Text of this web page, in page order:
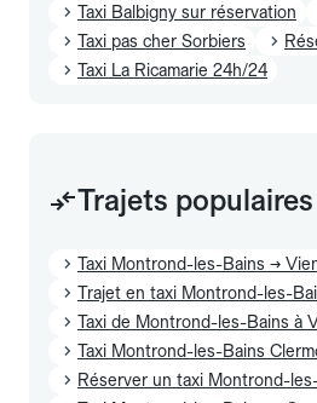
Taxi Balbigny sur réservation
Taxi pas cher Sorbiers
Taxi La Ricamarie 24h/24
Trajets populaires
Taxi Montrond-les-Bains →
Trajet en taxi Montrond-les-
Taxi de Montrond-les-Bains à
Taxi Montrond-les-Bains
Réserver un taxi Montrond-